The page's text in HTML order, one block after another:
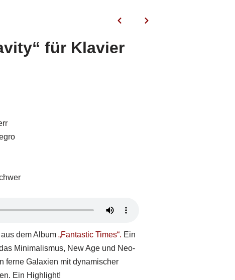
für Klavier
aus dem Album„Fantastic Times“. Ein
Minimalismus, New Age und Neo-
ferne Galaxien mit dynamischer
Ein Highlight!